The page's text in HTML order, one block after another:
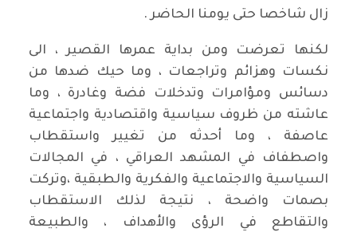
زال شاخصا حتى يومنا الحاضر .
لكنها تعرضت ومن بداية عمرها القصير ، الى
نكسات وهزائم وتراجعات ، وما حيك ضدها من
دسائس ومؤامرات وتدخلات فضة وغادرة ، وما
عاشته من ظروف سياسية واقتصادية واجتماعية
عاصفة ، وما أحدثه من تغيير واستقطاب
واصطفاف في المشهد العراقي ، في المجالات
السياسية والاجتماعية والفكرية والطبقية ،وتركت
بصمات واضحة ، نتيجة لذلك الاستقطاب
والتقاطع في الرؤى والأهداف ، والطبيعة